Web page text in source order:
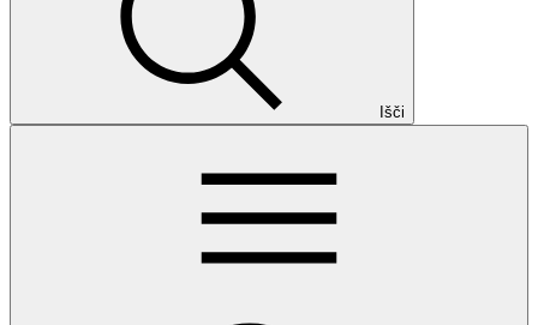
Išči